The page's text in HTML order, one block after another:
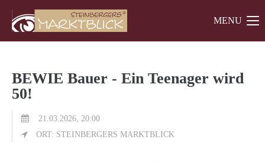
Der Eintrag "offcanvas-col1" existiert leider nicht.
MENU
BEWIE Bauer - Ein Teenager wird
50!
21.03.2026, 20:00
ORT: STEINBERGERS MARKTBLICK